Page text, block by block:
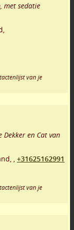
met sedatie
van je
Dekker en Cat van
+31625162991
van je